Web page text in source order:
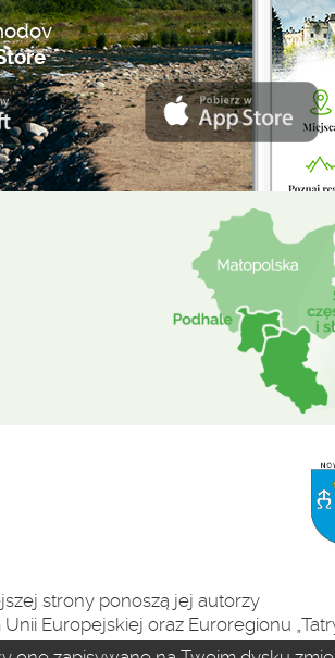
strony ponoszą jej autorzy
Europejskiej oraz Euroregionu